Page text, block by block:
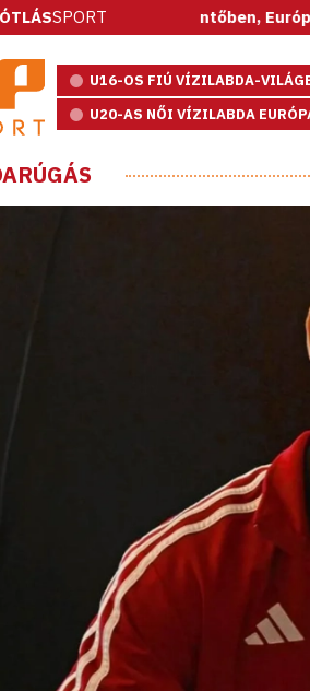
SPORT
elleni döntőben, Európa-bajnok
U16-OS FIÚ VÍZILABDA-
U20-AS NŐI VÍZILABDA